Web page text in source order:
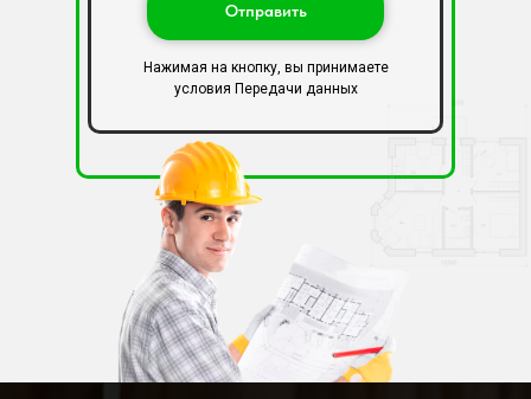
Отправить
Нажимая на кнопку, вы принимаете
условия Передачи данных